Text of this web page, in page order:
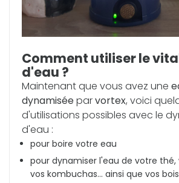
Comment utiliser le
d'eau ?
Maintenant que vous avez une
dynamiséeparvortex, voici
d'utilisations possibles avec le
d'eau :
pour boire votre eau
pour dynamiser l'eau de votre thé,
vos kombuchas... ainsi que vos